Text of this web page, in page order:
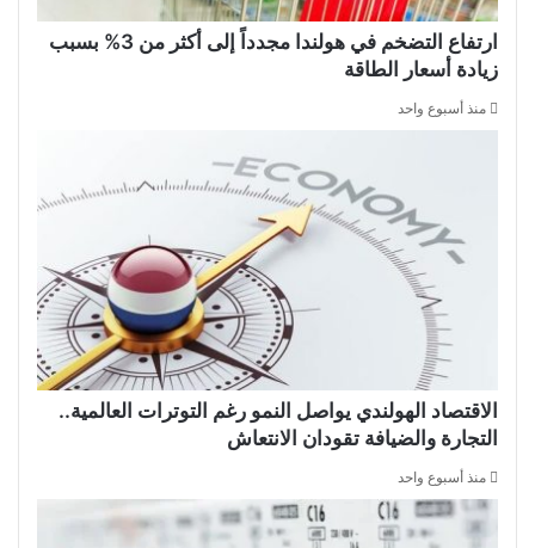
ارتفاع التضخم في هولندا مجدداً إلى أكثر من 3% بسبب
زيادة أسعار الطاقة
منذ أسبوع واحد
الاقتصاد الهولندي يواصل النمو رغم التوترات العالمية..
التجارة والضيافة تقودان الانتعاش
منذ أسبوع واحد